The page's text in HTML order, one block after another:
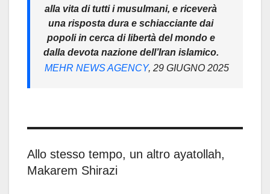
alla vita di tutti i musulmani, e riceverà
una risposta dura e schiacciante dai
popoli in cerca di libertà del mondo e
dalla devota nazione dell’Iran islamico.
MEHR NEWS AGENCY, 29 GIUGNO 2025
Allo stesso tempo, un altro ayatollah,
Makarem Shirazi